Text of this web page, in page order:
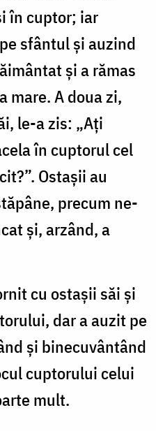
în cuptor; iar
sfântul și auzind
și a rămas
mare. A doua zi,
le-a zis: „Ați
în cuptorul cel
Ostașii au
precum ne-
și, arzând, a
cu ostașii săi și
dar a auzit pe
și binecuvântând
cuptorului celui
mult.